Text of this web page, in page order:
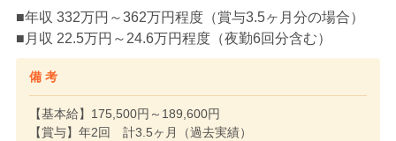
■年収 332万円～362万円程度（賞与3.5ヶ月分の場合）
■月収 22.5万円～24.6万円程度（夜勤6回分含む）
備 考
【基本給】175,500円～189,600円
【賞与】年2回 計3.5ヶ月（過去実績）